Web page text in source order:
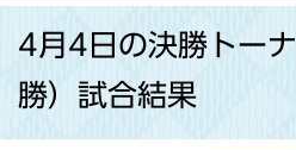
頭
か
4月4日の決勝トー
勝）試合結果